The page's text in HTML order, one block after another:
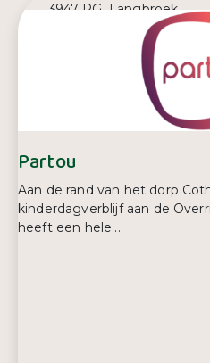
3947 PG, Langbroek
info@obspietdespringer.nl
Telefoonnummer:
Partou
Aan de rand van het dorp
kinderdagverblijf aan de
heeft een hele...